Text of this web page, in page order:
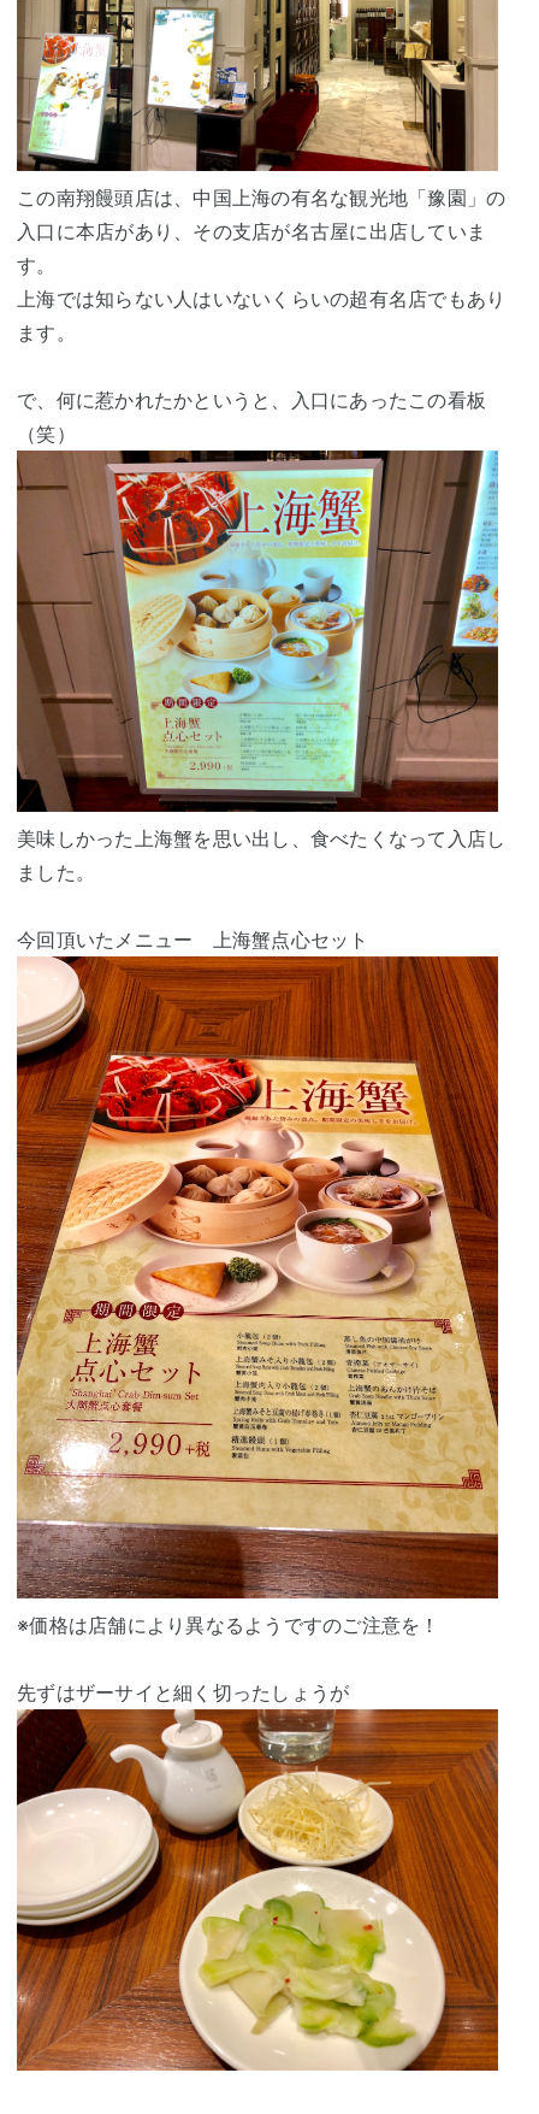
この南翔饅頭店は、中国上海の有名な観光地「豫園」の
入口に本店があり、その支店が名古屋に出店していま
す。
上海では知らない人はいないくらいの超有名店でもあり
ます。
で、何に惹かれたかというと、入口にあったこの看板
（笑）
美味しかった上海蟹を思い出し、食べたくなって入店し
ました。
今回頂いたメニュー 上海蟹点心セット
※価格は店舗により異なるようですのご注意を！
先ずはザーサイと細く切ったしょうが